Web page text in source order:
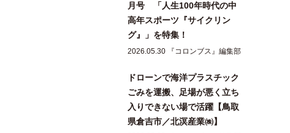
月号 「人生100年時代の中
高年スポーツ『サイクリン
グ』」を特集！
2026.05.30 『コロンブス』編集部
ドローンで海洋プラスチック
ごみを運搬、足場が悪く立ち
入りできない場で活躍【鳥取
県倉吉市／北溟産業㈱】